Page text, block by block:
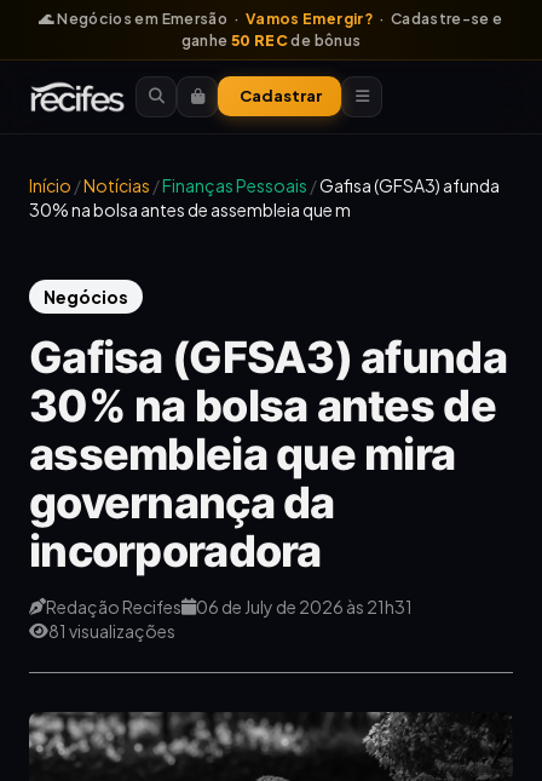
🌊 Negócios em Emersão · Vamos Emergir? · Cadastre-se e
ganhe50 RECde bônus
Cadastrar
Início /Notícias /Finanças Pessoais /Gafisa (GFSA3) afunda
30% na bolsa antes de assembleia que m
Negócios
Gafisa (GFSA3) afunda
30% na bolsa antes de
assembleia que mira
governança da
incorporadora
Redação Recifes
06 de July de 2026 às 21h31
81 visualizações